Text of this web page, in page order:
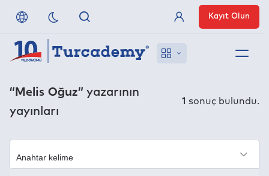
Referanslarımız
Uzaktan Erişim
Üye Girişi
Kayıt Olun
“Melis Oğuz” yazarının
yayınları
1 sonuç bulundu.